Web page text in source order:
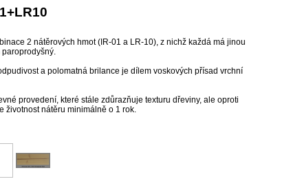
2 nátěrových hmot (IR-01 a LR-10), z nichž každá má jinou
a polomatná brilance je dílem voskových přísad vrchní
provedení, které stále zdůrazňuje texturu dřeviny, ale oproti
životnost nátěru minimálně o 1 rok.